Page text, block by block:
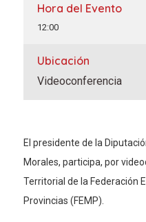
Hora del Evento
12:00
Ubicación
Videoconferencia
El presidente de la
Morales, participa, por
Territorial de la Federación
Provincias (FEMP).